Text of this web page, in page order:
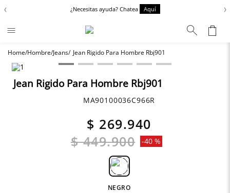
‹ ¿Necesitas ayuda? Chatea Aquí ›
Hombre Jeans Jean Rigido Para Hombre Rbj901
Jean Rigido Para Hombre Rbj901
MA90100036C966R
$ 269.940
$ 449.900 -40 %
NEGRO
Términos más buscados
1.
2. Chaquetas